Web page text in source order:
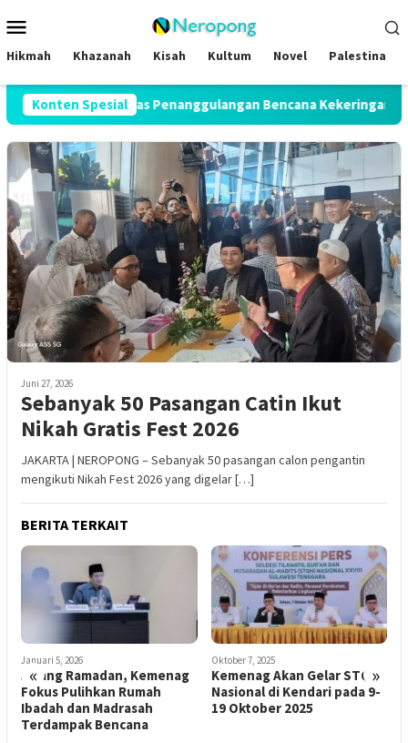
ke
kontenMobile
Hikmah Khazanah Kisah Kultum Novel Palestina
Konten Spesial
Bentuk Satgas Penanggulangan Bencana Kekeringan di
Juni 27, 2026
Sebanyak 50 Pasangan Catin Ikut
Nikah Gratis Fest 2026
JAKARTA | NEROPONG – Sebanyak 50 pasangan calon pengantin
mengikuti Nikah Fest 2026 yang digelar […]
BERITA TERKAIT
« »
Januari 5, 2026
Jelang Ramadan, Kemenag
Fokus Pulihkan Rumah
Ibadah dan Madrasah
Terdampak Bencana
Oktober 7, 2025
Kemenag Akan Gelar STQH
Nasional di Kendari pada 9-
19 Oktober 2025